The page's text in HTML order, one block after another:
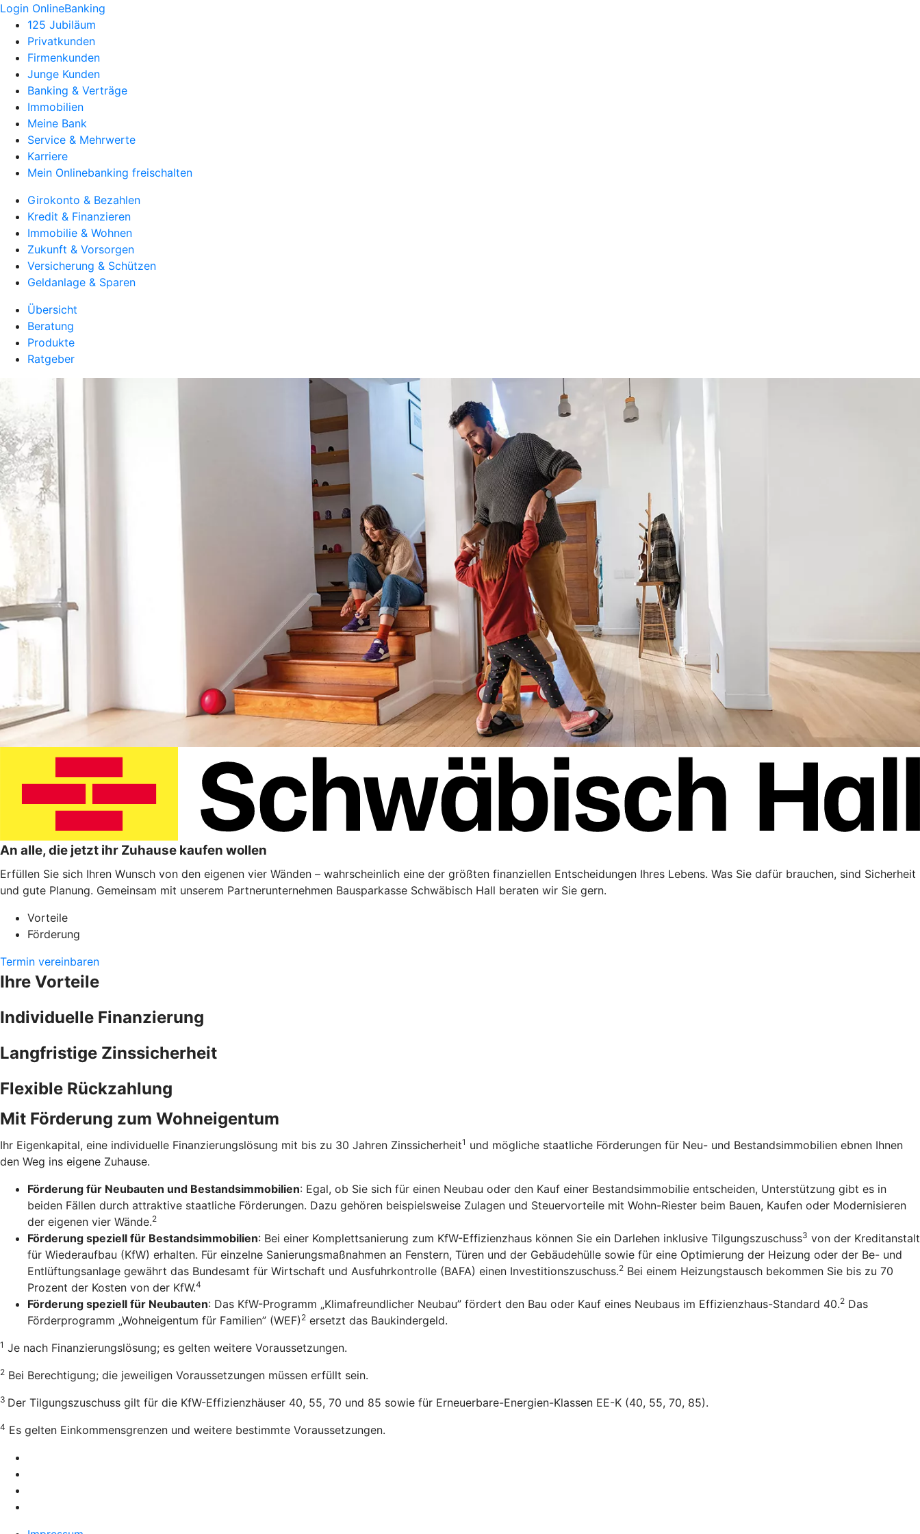
Login OnlineBanking
125 Jubiläum
Privatkunden
Firmenkunden
Junge Kunden
Banking & Verträge
Immobilien
Meine Bank
Service & Mehrwerte
Karriere
Mein Onlinebanking freischalten
Girokonto & Bezahlen
Kredit & Finanzieren
Immobilie & Wohnen
Zukunft & Vorsorgen
Versicherung & Schützen
Geldanlage & Sparen
Übersicht
Beratung
Produkte
Ratgeber
An alle, die jetzt ihr Zuhause kaufen wollen
Erfüllen Sie sich Ihren Wunsch von den eigenen vier Wänden – wahrscheinlich eine der größten finanziellen Entscheidungen Ihres Lebens. Was Sie dafür brauchen, sind Sicherheit
und gute Planung. Gemeinsam mit unserem Partnerunternehmen Bausparkasse Schwäbisch Hall beraten wir Sie gern.
Vorteile
Förderung
Termin vereinbaren
Ihre Vorteile
Individuelle Finanzierung
Langfristige Zinssicherheit
Flexible Rückzahlung
Mit Förderung zum Wohneigentum
Ihr Eigenkapital, eine individuelle Finanzierungslösung mit bis zu 30 Jahren Zinssicherheit1 und mögliche staatliche Förderungen für Neu- und Bestandsimmobilien ebnen Ihnen
den Weg ins eigene Zuhause.
Förderung für Neubauten und Bestandsimmobilien: Egal, ob Sie sich für einen Neubau oder den Kauf einer Bestandsimmobilie entscheiden, Unterstützung gibt es in
beiden Fällen durch attraktive staatliche Förderungen. Dazu gehören beispielsweise Zulagen und Steuervorteile mit Wohn-Riester beim Bauen, Kaufen oder Modernisieren
der eigenen vier Wände.2
Förderung speziell für Bestandsimmobilien: Bei einer Komplettsanierung zum KfW-Effizienzhaus können Sie ein Darlehen inklusive Tilgungszuschuss3 von der Kreditanstalt
für Wiederaufbau (KfW) erhalten. Für einzelne Sanierungsmaßnahmen an Fenstern, Türen und der Gebäudehülle sowie für eine Optimierung der Heizung oder der Be- und
Entlüftungsanlage gewährt das Bundesamt für Wirtschaft und Ausfuhrkontrolle (BAFA) einen Investitionszuschuss.2 Bei einem Heizungstausch bekommen Sie bis zu 70
Prozent der Kosten von der KfW.4
Förderung speziell für Neubauten: Das KfW-Programm „Klimafreundlicher Neubau” fördert den Bau oder Kauf eines Neubaus im Effizienzhaus-Standard 40.2 Das
Förderprogramm „Wohneigentum für Familien” (WEF) 2 ersetzt das Baukindergeld.
1 Je nach Finanzierungslösung; es gelten weitere Voraussetzungen.
2 Bei Berechtigung; die jeweiligen Voraussetzungen müssen erfüllt sein.
3 Der Tilgungszuschuss gilt für die KfW-Effizienzhäuser 40, 55, 70 und 85 sowie für Erneuerbare-Energien-Klassen EE-K (40, 55, 70, 85).
4 Es gelten Einkommensgrenzen und weitere bestimmte Voraussetzungen.